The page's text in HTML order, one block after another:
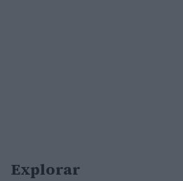
Explorar